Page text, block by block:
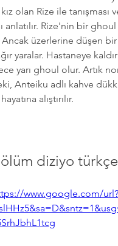
olan Rize ile tanışması
Rize'nin bir
Ancak üzerlerine düşen
yaralar. Hastaneye
yarı ghoul olur. Artık
Anteiku adlı kahve
alıştırılır.
diziyo türkçe
www.google.com/url?